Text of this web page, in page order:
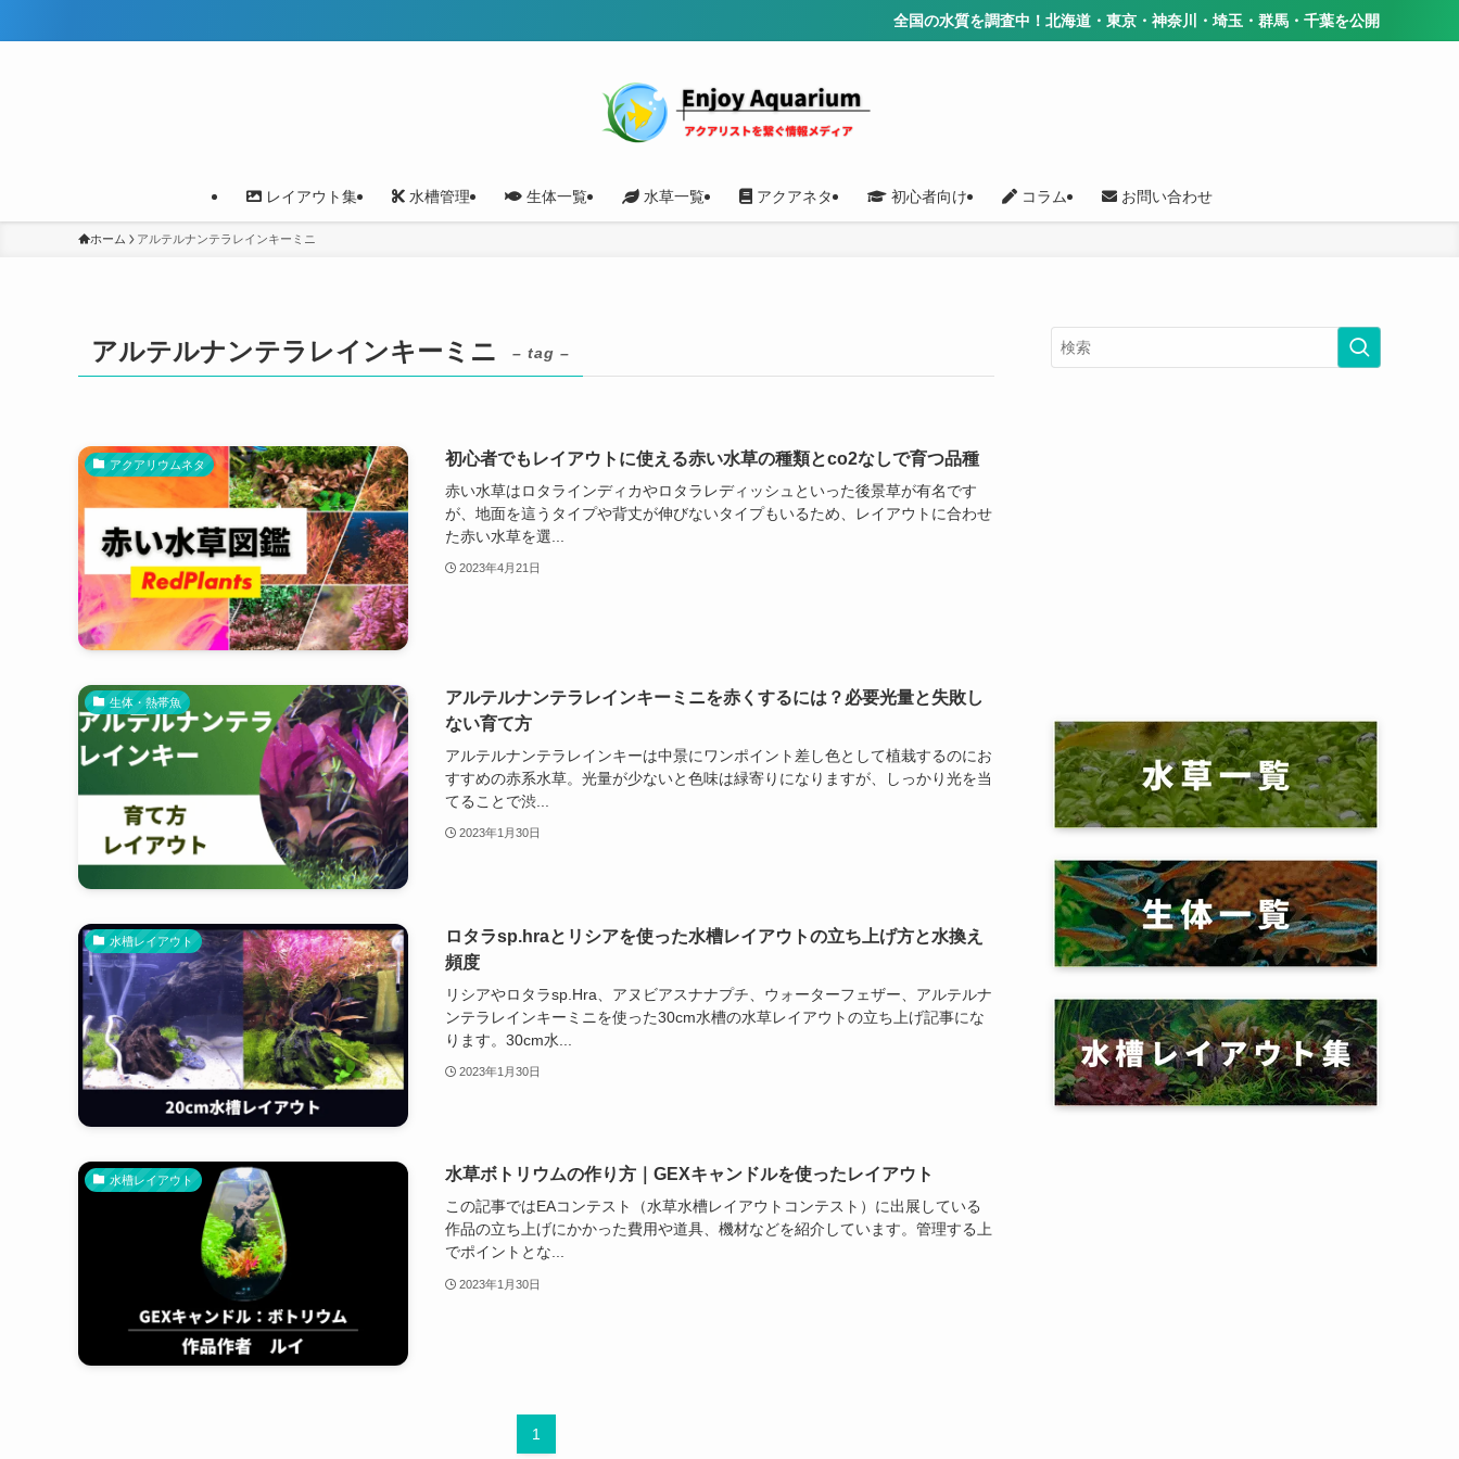
全国の水質を調査中！北海道・東京・神奈川・埼玉・群馬・千葉を公開
レイアウト集 水槽管理 生体一覧 水草一覧 アクアネタ 初心者向け コラム お問い合わせ
ホーム アルテルナンテラレインキーミニ
アルテルナンテラレインキーミニ – tag –
アクアリウムネタ 初心者でもレイアウトに使える赤い水草の種類とco2なしで育つ品種
赤い水草はロタラインディカやロタラレディッシュといった後景草が有名です
が、地面を這うタイプや背丈が伸びないタイプもいるため、レイアウトに合わせ
た赤い水草を選...
2023年4月21日
生体・熱帯魚
アルテルナンテラレインキーミニを赤くするには？必要光量と失敗し
ない育て方
アルテルナンテラレインキーは中景にワンポイント差し色として植栽するのにお
すすめの赤系水草。光量が少ないと色味は緑寄りになりますが、しっかり光を当
てることで渋...
2023年1月30日
水槽レイアウト
ロタラsp.hraとリシアを使った水槽レイアウトの立ち上げ方と水換え
頻度
リシアやロタラsp.Hra、アヌビアスナナプチ、ウォーターフェザー、アルテルナ
ンテラレインキーミニを使った30cm水槽の水草レイアウトの立ち上げ記事にな
ります。30cm水...
2023年1月30日
水槽レイアウト 水草ボトリウムの作り方｜GEXキャンドルを使ったレイアウト
この記事ではEAコンテスト（水草水槽レイアウトコンテスト）に出展している
作品の立ち上げにかかった費用や道具、機材などを紹介しています。管理する上
でポイントとな...
2023年1月30日
1